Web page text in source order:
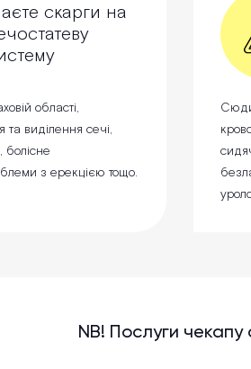
скарги на
області,
виділення сечі,
болісне
з ерекцією тощо.
NB! Послуги чекапу